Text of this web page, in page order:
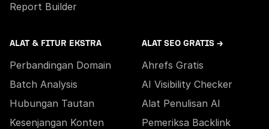
Report Builder
ALAT & FITUR EKSTRA
Perbandingan Domain
Batch Analysis
Hubungan Tautan
Kesenjangan Konten
ALAT SEO GRATIS →
Ahrefs Gratis
AI Visibility Checker
Alat Penulisan AI
Pemeriksa Backlink